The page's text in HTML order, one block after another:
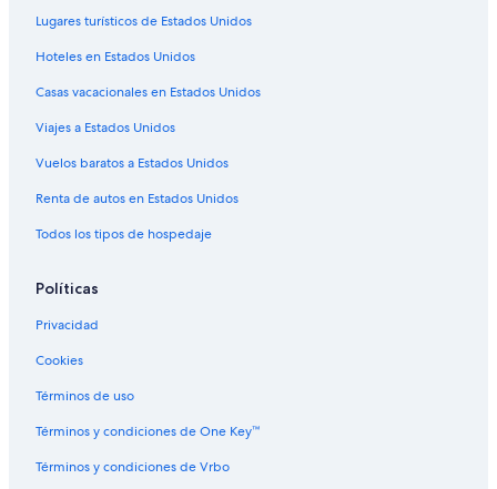
Lugares turísticos de Estados Unidos
Hoteles en Estados Unidos
Casas vacacionales en Estados Unidos
Viajes a Estados Unidos
Vuelos baratos a Estados Unidos
Renta de autos en Estados Unidos
Todos los tipos de hospedaje
Políticas
Privacidad
Cookies
Términos de uso
Términos y condiciones de One Key™
Términos y condiciones de Vrbo